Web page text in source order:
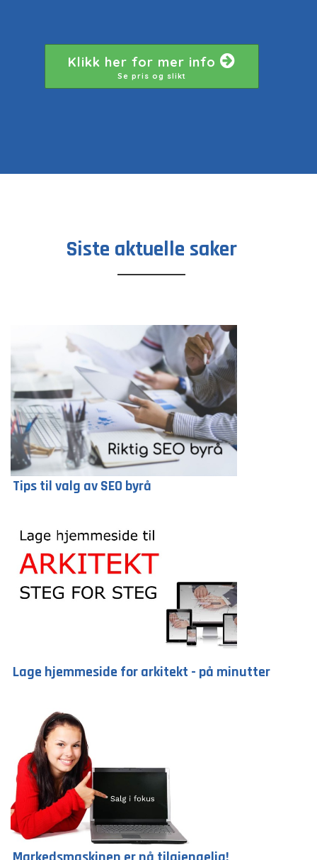
Klikk her for mer info
Se pris og slikt
Siste aktuelle saker
Tips til valg av SEO byrå
Lage hjemmeside for arkitekt - på minutter